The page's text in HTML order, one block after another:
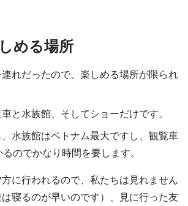
める場所
れだったので、楽しめる場所が限られ
と水族館、そしてショーだけです。
水族館はベトナム最大ですし、観覧車
のでかなり時間を要します。
に行われるので、私たちは見れません
寝るのが早いのです）、見に行った友